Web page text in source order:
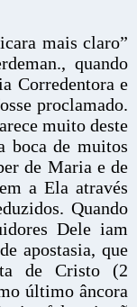
mais claro”
quando
Corredentora e
proclamado.
muito deste
boca de muitos
de Maria e de
a Ela através
Quando
Dele iam
apostasia, que
de Cristo (2
último âncora